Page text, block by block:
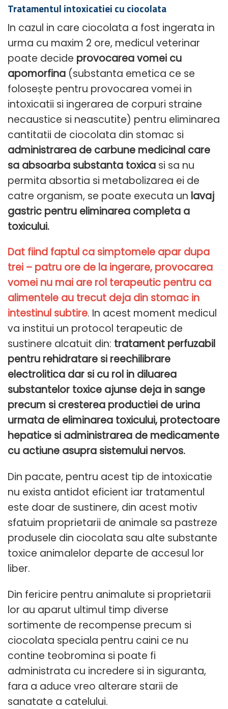
Tratamentul intoxicatiei cu ciocolata
In cazul in care ciocolata a fost ingerata in
urma cu maxim 2 ore, medicul veterinar
poate decide provocarea vomei cu
apomorfina (substanta emetica ce se
folosește pentru provocarea vomei in
intoxicatii si ingerarea de corpuri straine
necaustice si neascutite) pentru eliminarea
cantitatii de ciocolata din stomac si
administrarea de carbune medicinal care
sa absoarba substanta toxica si sa nu
permita absortia si metabolizarea ei de
catre organism, se poate executa un lavaj
gastric pentru eliminarea completa a
toxicului.
Dat fiind faptul ca simptomele apar dupa
trei – patru ore de la ingerare, provocarea
vomei nu mai are rol terapeutic pentru ca
alimentele au trecut deja din stomac in
intestinul subtire. In acest moment medicul
va institui un protocol terapeutic de
sustinere alcatuit din: tratament perfuzabil
pentru rehidratare si reechilibrare
electrolitica dar si cu rol in diluarea
substantelor toxice ajunse deja in sange
precum si cresterea productiei de urina
urmata de eliminarea toxicului, protectoare
hepatice si administrarea de medicamente
cu actiune asupra sistemului nervos.
Din pacate, pentru acest tip de intoxicatie
nu exista antidot eficient iar tratamentul
este doar de sustinere, din acest motiv
sfatuim proprietarii de animale sa pastreze
produsele din ciocolata sau alte substante
toxice animalelor departe de accesul lor
liber.
Din fericire pentru animalute si proprietarii
lor au aparut ultimul timp diverse
sortimente de recompense precum si
ciocolata speciala pentru caini ce nu
contine teobromina si poate fi
administrata cu incredere si in siguranta,
fara a aduce vreo alterare starii de
sanatate a catelului.